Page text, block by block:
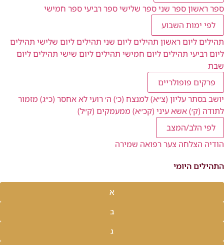
ספר ראשוןספר שניספר שלישיספר רביעיספר חמישי
לפי ימות השבוע
תהילים ליום ראשון תהילים ליום שני תהילים ליום שלישי תהילים
ליום רביעי תהילים ליום חמישי תהילים ליום שישי תהילים ליום
שבת
פרקים פופולריים
יושב בסתר עליון (צ״א)למנצח (כ׳) ה׳ רועי לא אחסר (כ״ג) מזמור
לתודה (ק׳)אשא עיני (קכ״א) ממעמקים (ק״ל)
לפי הלב/המצב
הודיה הצלחה צעררפואה שמירה
התהילים היומי
א
ב
ג